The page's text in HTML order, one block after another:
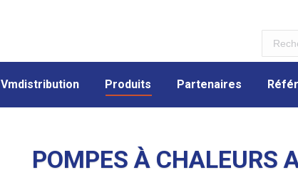
Vmdistribution Produits Partenaires
POMPES À CHALEURS